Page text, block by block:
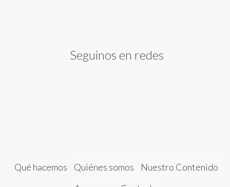
Seguinos en redes
Qué hacemos Quiénes somos
Nuestro Contenido